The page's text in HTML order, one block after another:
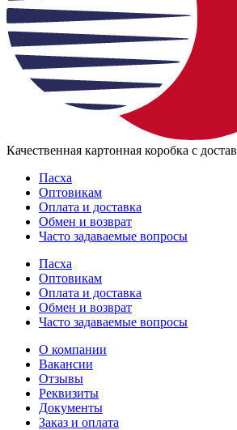
Качественная картонная коробка с
Пасха
Оптовикам
Оплата и доставка
Обмен и возврат
Часто задаваемые вопросы
Пасха
Оптовикам
Оплата и доставка
Обмен и возврат
Часто задаваемые вопросы
О компании
Вакансии
Отзывы
Реквизиты
Документы
Заказ и оплата